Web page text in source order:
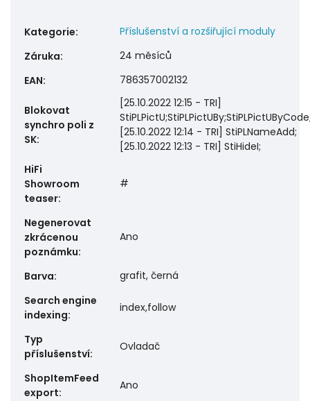
Kategorie:
Příslušenství a rozšiřující moduly
Záruka:
24 měsíců
EAN: 786357002132
Blokovat
synchro poli z
SK:
[25.10.2022 12:15 - TRI]
[25.10.2022 12:14 - TRI] StiPLNameAdd;
[25.10.2022 12:13 - TRI] StiHideI;
HiFi
Showroom
teaser:
#
Negenerovat
zkrácenou
poznámku:
Ano
Barva:
grafit, černá
Search engine
indexing:
index,follow
Typ
příslušenství:
Ovladač
ShopItemFeed
export:
Ano